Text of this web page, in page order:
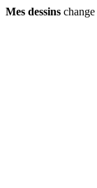
Mes dessins